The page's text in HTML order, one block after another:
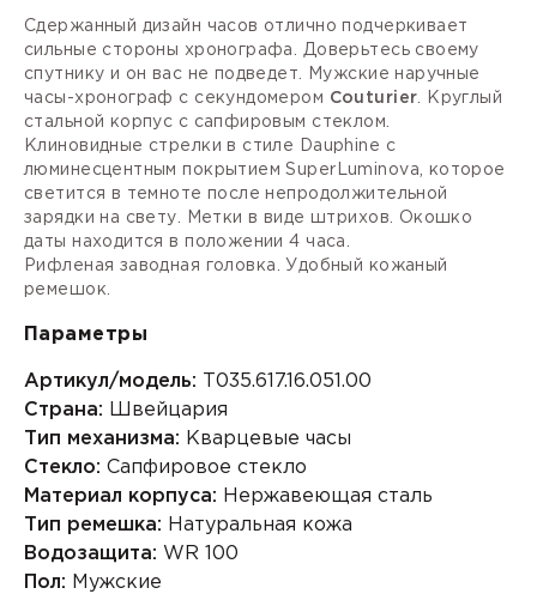
Сдержанный дизайн часов отлично подчеркивает
сильные стороны хронографа. Доверьтесь своему
спутнику и он вас не подведет. Мужские наручные
часы-хронограф с секундомером Couturier . Круглый
стальной корпус с сапфировым стеклом.
Клиновидные стрелки в стиле Dauphine с
люминесцентным покрытием SuperLuminova, которое
светится в темноте после непродолжительной
зарядки на свету. Метки в виде штрихов. Окошко
даты находится в положении 4 часа.
Рифленая заводная головка.
Удобный кожаный
ремешок.
Параметры
Артикул/модель: T035.617.16.051.00
Страна: Швейцария
Тип механизма: Кварцевые часы
Стекло: Сапфировое стекло
Материал корпуса: Нержавеющая сталь
Тип ремешка: Натуральная кожа
Водозащита: WR 100
Пол: Мужские